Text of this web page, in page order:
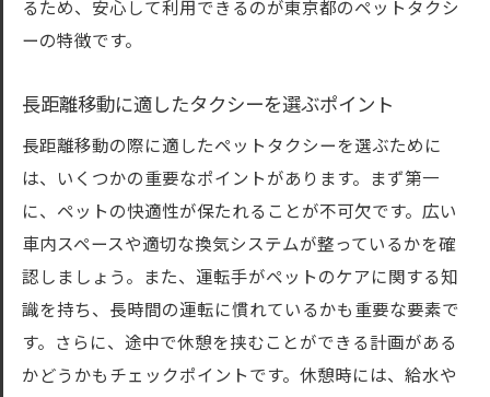
るため、安心して利用できるのが東京都のペットタクシ
ーの特徴です。
長距離移動に適したタクシーを選ぶポイント
長距離移動の際に適したペットタクシーを選ぶために
は、いくつかの重要なポイントがあります。まず第一
に、ペットの快適性が保たれることが不可欠です。広い
車内スペースや適切な換気システムが整っているかを確
認しましょう。また、運転手がペットのケアに関する知
識を持ち、長時間の運転に慣れているかも重要な要素で
す。さらに、途中で休憩を挟むことができる計画がある
かどうかもチェックポイントです。休憩時には、給水や